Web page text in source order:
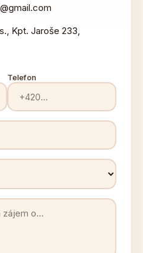
Kpt. Jaroše 233,
Telefon